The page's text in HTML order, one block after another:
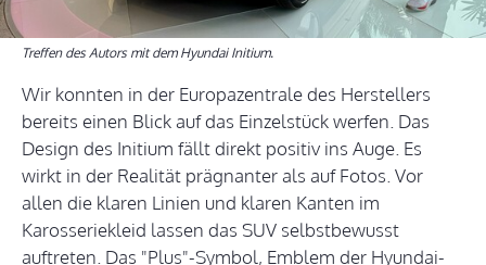
Treffen des Autors mit dem Hyundai Initium.
Wir konnten in der Europazentrale des Herstellers
bereits einen Blick auf das Einzelstück werfen. Das
Design des Initium fällt direkt positiv ins Auge. Es
wirkt in der Realität prägnanter als auf Fotos. Vor
allen die klaren Linien und klaren Kanten im
Karosseriekleid lassen das SUV selbstbewusst
auftreten. Das "Plus"-Symbol, Emblem der Hyundai-